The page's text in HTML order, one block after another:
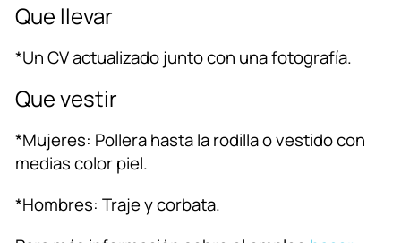
Que llevar
*Un CV actualizado junto con una fotografía.
Que vestir
*Mujeres: Pollera hasta la rodilla o vestido con
medias color piel.
*Hombres: Traje y corbata.